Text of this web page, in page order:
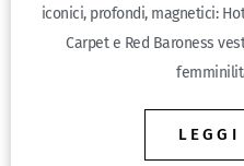
iconici, profondi, magnetici:
Carpet e Red Baroness
LEGGI